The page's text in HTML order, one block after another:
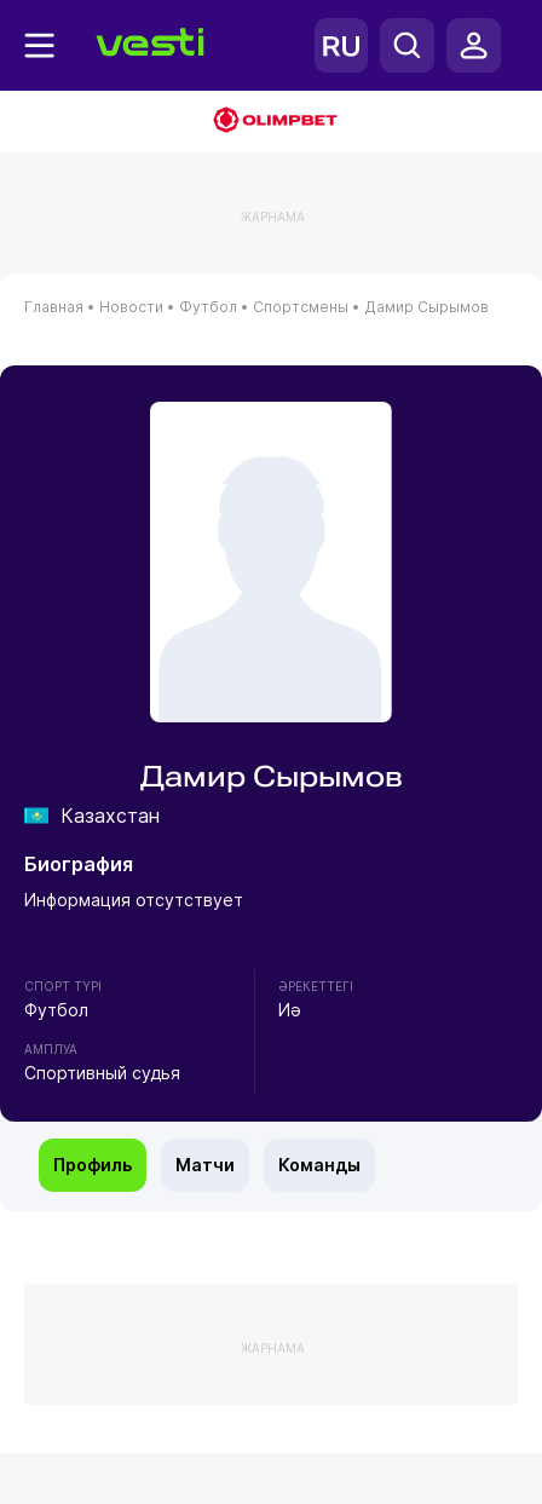
ЖАРНАМА
Главная • Новости • Футбол • Спортсмены • Дамир Сырымов
Дамир Сырымов
Казахстан
Биография
Информация отсутствует
СПОРТ ТҮРІ
Футбол
АМПЛУА
Спортивный судья
ӘРЕКЕТТЕГІ
Иә
Профиль Матчи Команды
ЖАРНАМА